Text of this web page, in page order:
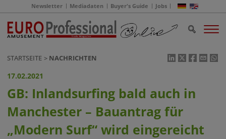
Newsletter Mediadaten Buyer's Guide Jobs
STARTSEITE NACHRICHTEN
17.02.2021
GB: Inlandsurfing bald auch in
Manchester – Bauantrag für
„Modern Surf“ wird eingereicht